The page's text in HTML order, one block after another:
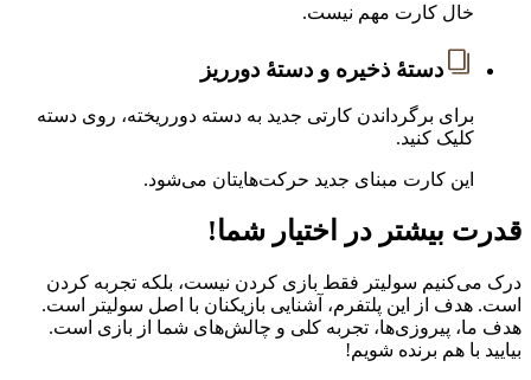
خال کارت مهم نیست.
دستهٔ ذخیره و دستهٔ دورریز
برای برگرداندن کارتی جدید به دسته دورریخته، روی دسته
کلیک کنید.
این کارت مبنای جدید حرکت‌هایتان می‌شود.
قدرت بیشتر در اختیار شما!
درک می‌کنیم سولیتر فقط بازی کردن نیست، بلکه تجربه کردن
است. هدف از این پلتفرم، آشنایی بازیکنان با اصل سولیتر است.
هدف ما، پیروزی‌ها، تجربه کلی و چالش‌های شما از بازی است.
بیایید با هم برنده شویم!